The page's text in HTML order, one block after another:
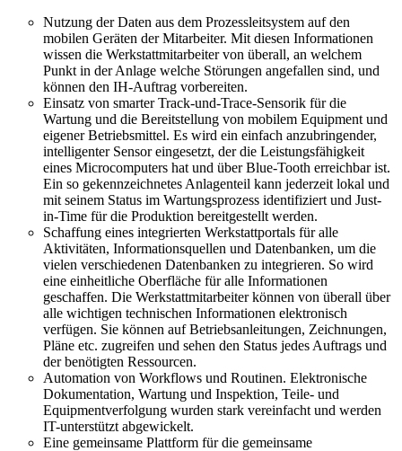
Nutzung der Daten aus dem Prozessleitsystem auf den
mobilen Geräten der Mitarbeiter. Mit diesen Informationen
wissen die Werkstattmitarbeiter von überall, an welchem
Punkt in der Anlage welche Störungen angefallen sind, und
können den IH-Auftrag vorbereiten.
Einsatz von smarter Track-und-Trace-Sensorik für die
Wartung und die Bereitstellung von mobilem Equipment und
eigener Betriebsmittel. Es wird ein einfach anzubringender,
intelligenter Sensor eingesetzt, der die Leistungsfähigkeit
eines Microcomputers hat und über Blue-Tooth erreichbar ist.
Ein so gekennzeichnetes Anlagenteil kann jederzeit lokal und
mit seinem Status im Wartungsprozess identifiziert und Just-
in-Time für die Produktion bereitgestellt werden.
Schaffung eines integrierten Werkstattportals für alle
Aktivitäten, Informationsquellen und Datenbanken, um die
vielen verschiedenen Datenbanken zu integrieren. So wird
eine einheitliche Oberfläche für alle Informationen
geschaffen. Die Werkstattmitarbeiter können von überall über
alle wichtigen technischen Informationen elektronisch
verfügen. Sie können auf Betriebsanleitungen, Zeichnungen,
Pläne etc. zugreifen und sehen den Status jedes Auftrags und
der benötigten Ressourcen.
Automation von Workflows und Routinen. Elektronische
Dokumentation, Wartung und Inspektion, Teile- und
Equipmentverfolgung wurden stark vereinfacht und werden
IT-unterstützt abgewickelt.
Eine gemeinsame Plattform für die gemeinsame